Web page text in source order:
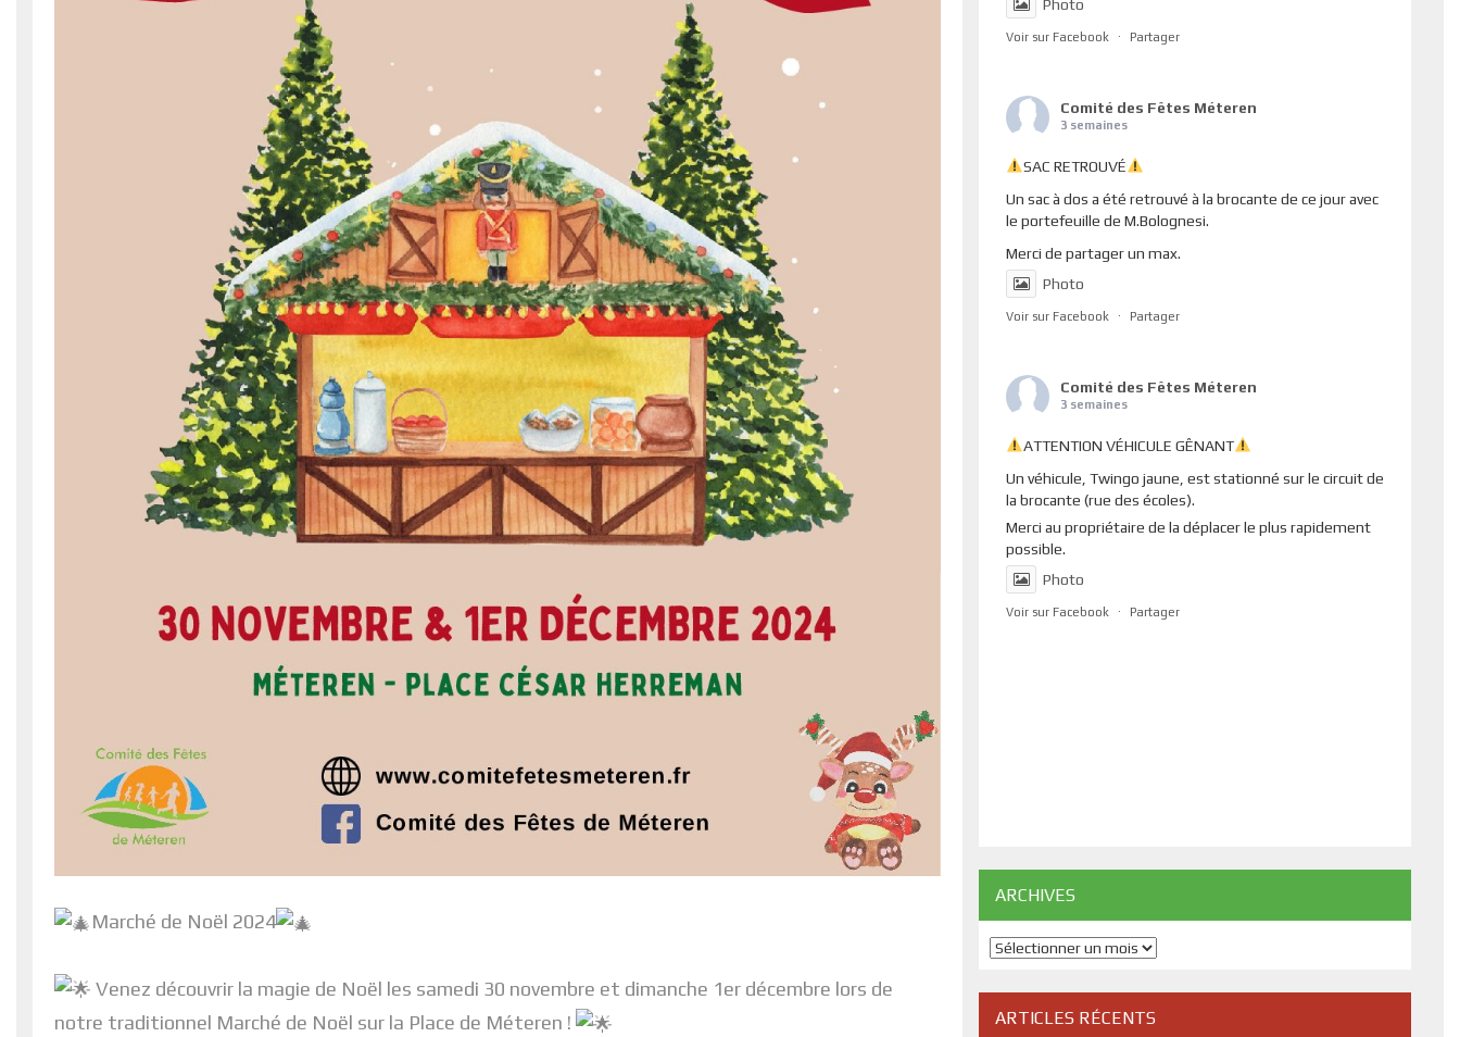
Marché de Noël 2024
Venez découvrir la magie de Noël les samedi 30 novembre et dimanche 1er décembre lors de
notre traditionnel Marché de Noël sur la Place de Méteren !
Photo
Voir sur Facebook · Partager
Comité des Fêtes Méteren
3 semaines
SAC RETROUVÉ
Un sac à dos a été retrouvé à la brocante de ce jour avec
le portefeuille de M.Bolognesi.
Merci de partager un max.
Photo
Voir sur Facebook · Partager
Comité des Fêtes Méteren
3 semaines
ATTENTION VÉHICULE GÊNANT
Un véhicule, Twingo jaune, est stationné sur le circuit de
la brocante (rue des écoles).
Merci au propriétaire de la déplacer le plus rapidement
possible.
Photo
Voir sur Facebook · Partager
ARCHIVES
Archives
ARTICLES RÉCENTS